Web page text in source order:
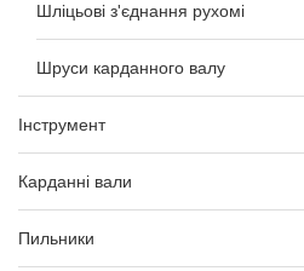
Шліцьові з'єднання рухомі
Шруси карданного валу
Інструмент
Карданні вали
Пильники